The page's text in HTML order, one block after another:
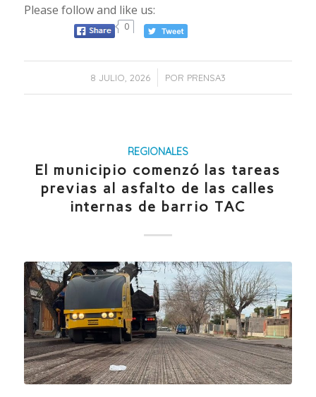
Please follow and like us:
0
8 JULIO, 2026
/ POR PRENSA3
REGIONALES
El municipio comenzó las tareas
previas al asfalto de las calles
internas de barrio TAC